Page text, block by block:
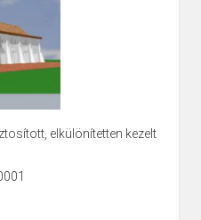
elkülönítetten kezelt